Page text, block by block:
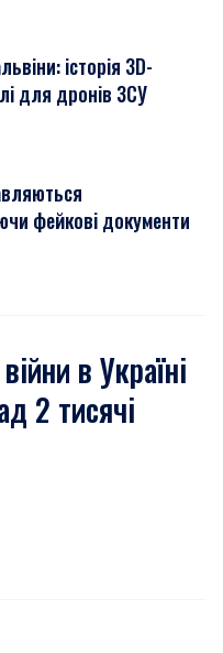
історія 3D-
для дронів ЗСУ
фейкові документи
в Україні
2 тисячі